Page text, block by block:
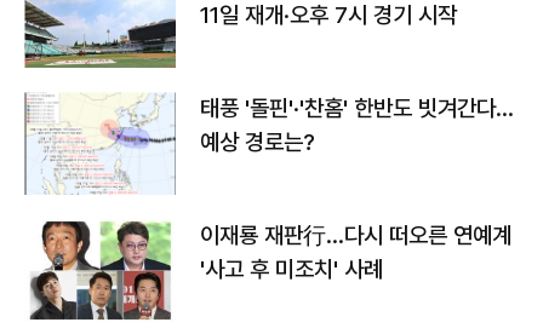
11일 재개·오후 7시 경기 시작
태풍 '돌핀'·'찬홈' 한반도 빗겨간다…
예상 경로는?
이재룡 재판行…다시 떠오른 연예계
'사고 후 미조치' 사례